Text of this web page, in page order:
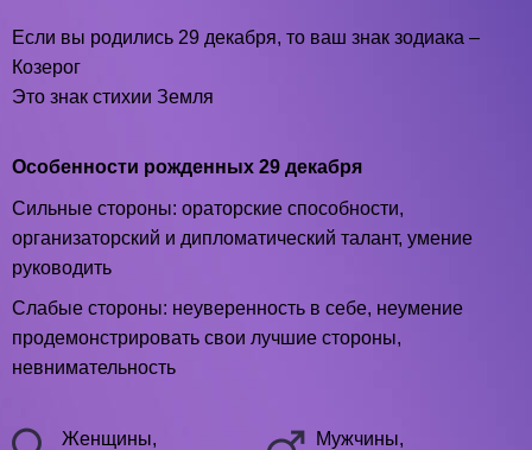
Если вы родились 29 декабря, то ваш знак зодиака –
Козерог
Это знак стихии Земля
Особенности рожденных 29 декабря
Сильные стороны: ораторские способности,
организаторский и дипломатический талант, умение
руководить
Слабые стороны: неуверенность в себе, неумение
продемонстрировать свои лучшие стороны,
невнимательность
Женщины,
Мужчины,